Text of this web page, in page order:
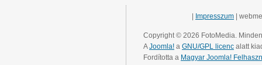
Impresszum |
Copyright © 2026 FotoMedia.
AJoomla! a GNU/GPL licenc alatt
Fordította a Magyar Joomla!